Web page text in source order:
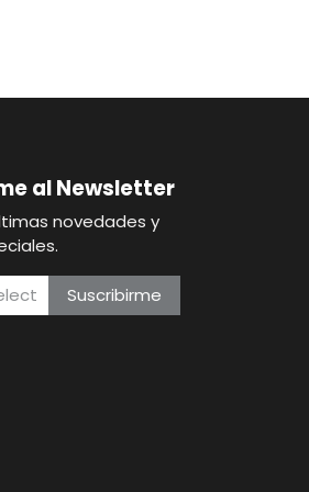
al Newsletter
novedades y
Suscribirme